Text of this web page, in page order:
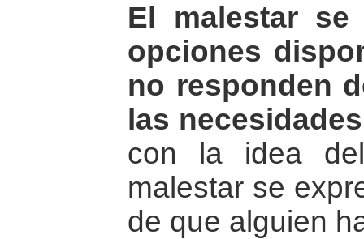
El malestar
opciones
no responden
las
con la idea
malestar se
de que alguien